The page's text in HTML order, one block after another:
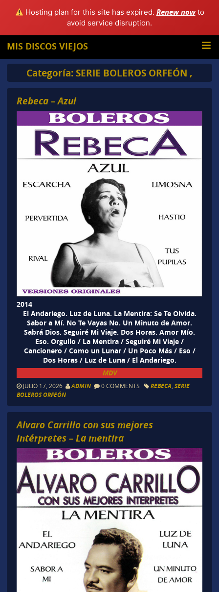
Hosting plan for this site has expired. Renew nowto
avoid service disruption.
MIS DISCOS VIEJOS
Categoría: SERIE BOLEROS ORFEÓN ,
Rebeca – Azul
2014
El Andariego. Luz de Luna. La Mentira: Se Te Olvida.
Sabor a Mí. No Te Vayas No. Un Minuto de Amor.
Sabrá Dios. Seguiré Mi Viaje. Dos Horas. Amor Mío.
Eso. Orgullo / La Mentira / Seguiré Mi Viaje /
Cancionero / Como un Lunar / Un Poco Más / Eso /
Dos Horas / Luz de Luna / El Andariego.
MDV
JULIO 17, 2026 ADMIN 0 COMMENTS REBECA SERIE
BOLEROS ORFEÓN
Alvaro Carrillo con sus mejores
intérpretes – La mentira